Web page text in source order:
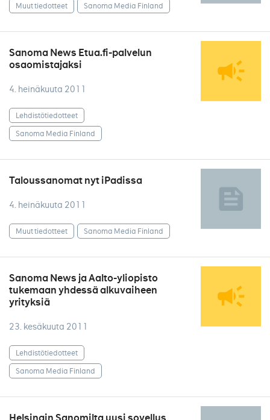
Muut tiedotteet Sanoma Media Finland
Sanoma News Etua.fi-palvelun
osaomistajaksi
4. heinäkuuta 2011
Lehdistötiedotteet
Sanoma Media Finland
Taloussanomat nyt iPadissa
4. heinäkuuta 2011
Muut tiedotteet Sanoma Media Finland
Sanoma News ja Aalto-yliopisto
tukemaan yhdessä alkuvaiheen
yrityksiä
23. kesäkuuta 2011
Lehdistötiedotteet
Sanoma Media Finland